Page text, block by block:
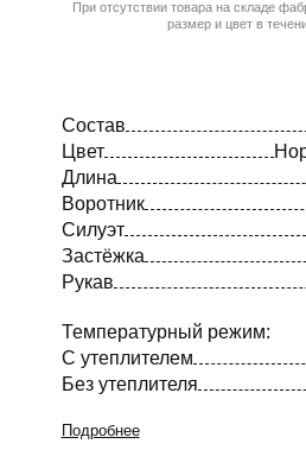
При отсутствии товара на складе
размер и цвет в
Состав
Цвет
Длина
Воротник
Силуэт
Застёжка
Рукав
Температурный режим:
С утеплителем
Без утеплителя
Подробнее